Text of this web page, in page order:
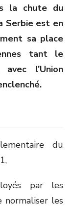
la chute du
Serbie est en
sa place
tant le
avec l'Union
par les
normaliser les